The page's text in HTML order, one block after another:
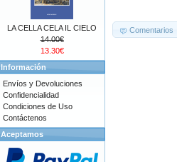
Comentarios
LA CELLA CELA IL CIELO
14.00€
13.30€
Información
Envíos y Devoluciones
Confidencialidad
Condiciones de Uso
Contáctenos
Aceptamos